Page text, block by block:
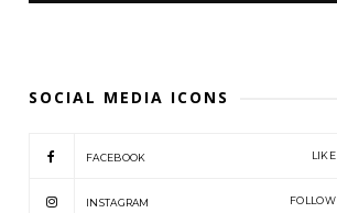
SOCIAL MEDIA ICONS
FACEBOOK LIKE
INSTAGRAM FOLLOW